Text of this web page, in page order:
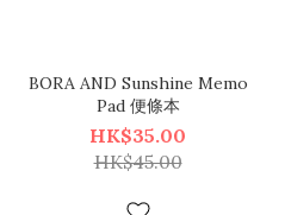
BORA AND Sunshine Memo
Pad 便條本
HK$35.00
HK$45.00